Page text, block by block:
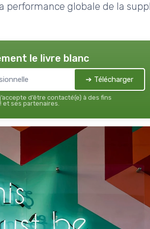
performance globale de la
le livre blanc
➔ Télécharger
d’être contacté(e) à des fins
! et ses partenaires.